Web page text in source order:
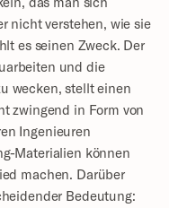
nicht verstehen, wie sie
es seinen Zweck. Der
und die
wecken, stellt einen
zwingend in Form von
Ingenieuren
Materialien können
machen. Darüber
Bedeutung: